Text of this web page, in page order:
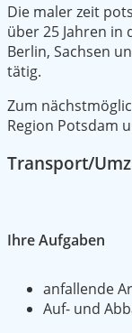
Die maler zeit
über 25 Jahren in
Berlin, Sachsen
tätig.
Zum
Region Potsdam
Transport/
Ihre Aufgaben
anfallende
Auf- und